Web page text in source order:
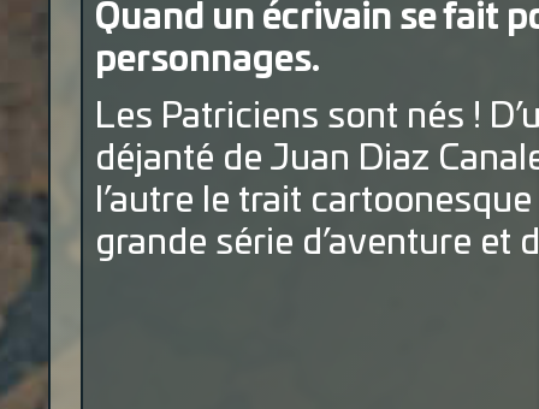
Quand un écrivain se fait
personnages.
Les Patriciens sont nés !
déjanté de Juan Diaz
l’autre le trait
grande série d’aventure et